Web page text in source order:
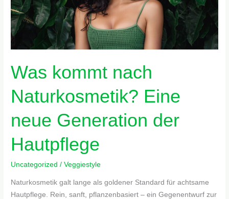
Was kommt nach
Naturkosmetik? Eine
neue Generation der
Hautpflege
Uncategorized /Veggiestyle
Naturkosmetik galt lange als goldener Standard für achtsame
Hautpflege. Rein, sanft, pflanzenbasiert – ein Gegenentwurf zur
der
Hautpflege